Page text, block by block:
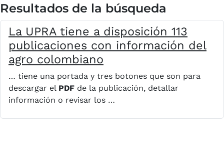
Resultados de la búsqueda
La UPRA tiene a disposición 113
publicaciones con información del
agro colombiano
… tiene una portada y tres botones que son para
descargar el PDF de la publicación, detallar
información o revisar los …